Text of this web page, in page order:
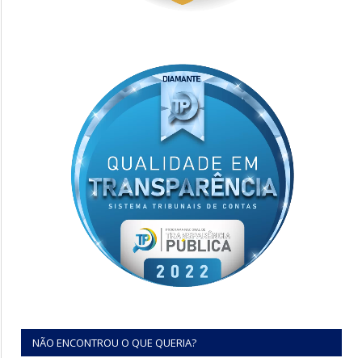
NÃO ENCONTROU O QUE QUERIA?